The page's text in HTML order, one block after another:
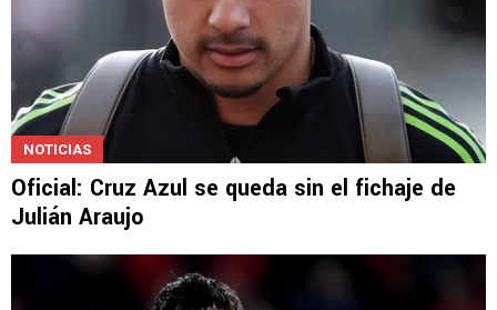
NOTICIAS
Oficial: Cruz Azul se queda sin el fichaje de
Julián Araujo